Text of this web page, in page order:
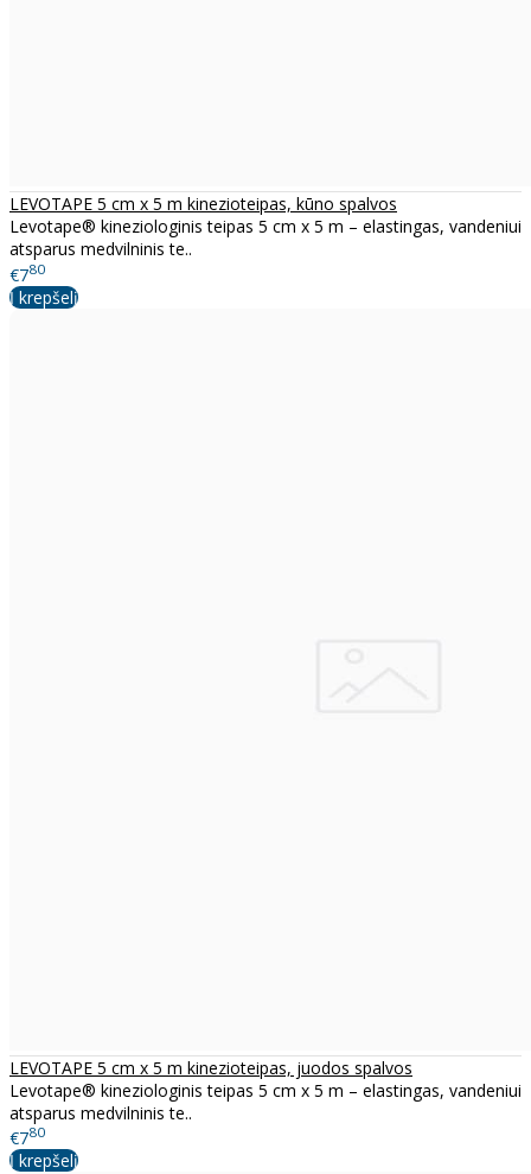
LEVOTAPE 5 cm x 5 m kinezioteipas, kūno spalvos
Levotape® kineziologinis teipas 5 cm x 5 m – elastingas, vandeniui
atsparus medvilninis te..
€780
Į krepšelį
LEVOTAPE 5 cm x 5 m kinezioteipas, juodos spalvos
Levotape® kineziologinis teipas 5 cm x 5 m – elastingas, vandeniui
atsparus medvilninis te..
€780
Į krepšelį